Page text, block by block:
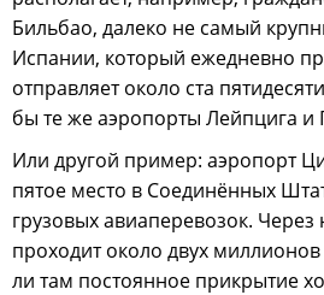
Бильбао, далеко не самый
Испании, который ежедневно
отправляет около ста
бы те же аэропорты Лейпцига и
Или другой пример: аэропорт
пятое место в Соединённых
грузовых авиаперевозок. Через
проходит около двух
ли там постоянное прикрытие